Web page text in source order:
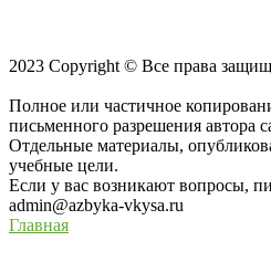
2023 Copyright © Все права
Полное или частичное
письменного разрешения автора
Отдельные материалы,
учебные цели.
Если у вас возникают вопросы,
admin@azbyka-vkysa.ru
Главная